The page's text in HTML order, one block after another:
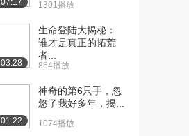
1301播放
03:28
生命登陆大揭秘：
谁才是真正的拓荒
者...
864播放
01:22
神奇的第6只手，忽
悠了我好多年，揭...
1074播放